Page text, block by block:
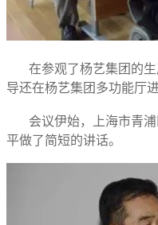
在参观了杨艺集团的
导还在杨艺集团多功能厅
会议伊始，上海市青
平做了简短的讲话。